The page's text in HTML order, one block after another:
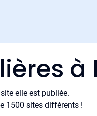
à
elle est publiée.
1500 sites différents !